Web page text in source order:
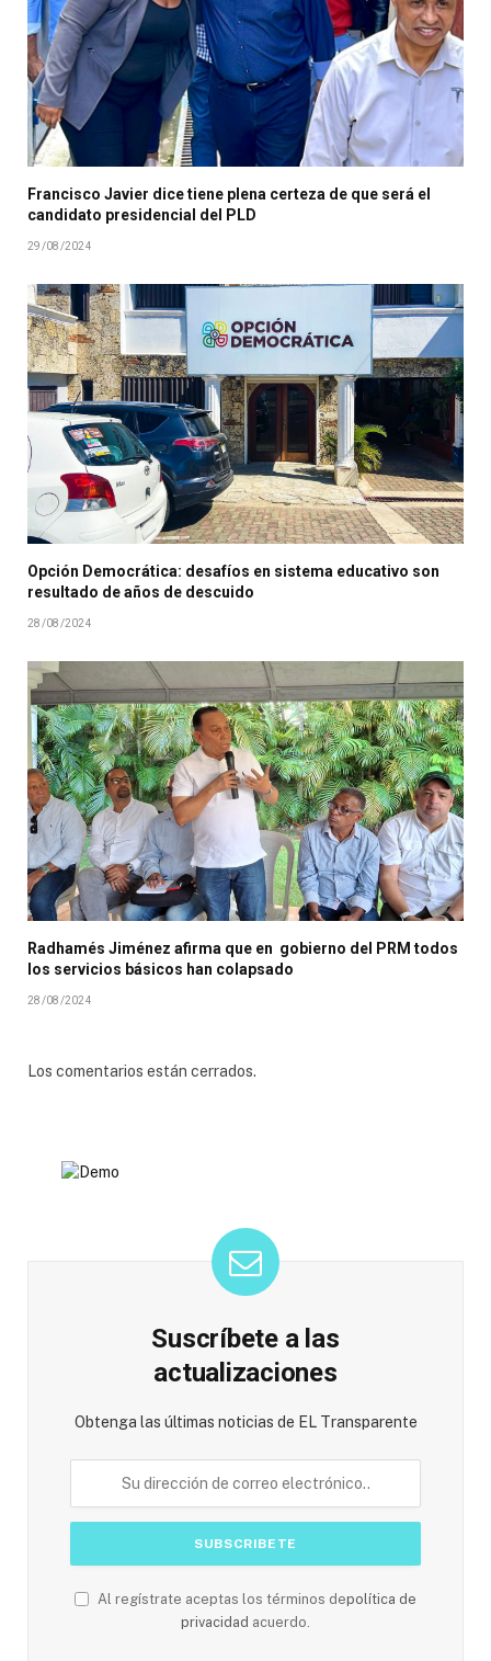
Francisco Javier dice tiene plena certeza de que será el
candidato presidencial del PLD
29/08/2024
Opción Democrática: desafíos en sistema educativo son
resultado de años de descuido
28/08/2024
Radhamés Jiménez afirma que en gobierno del PRM todos
los servicios básicos han colapsado
28/08/2024
Los comentarios están cerrados.
Suscríbete a las
actualizaciones
Obtenga las últimas noticias de EL Transparente
Al regístrate aceptas los términos depolítica de
privacidad acuerdo.